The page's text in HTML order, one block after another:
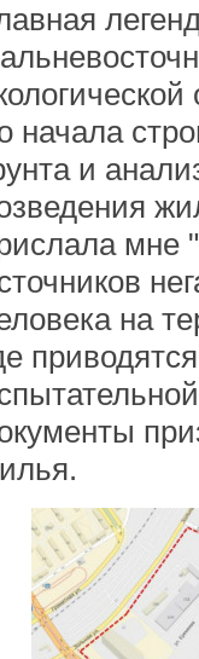
начала
и
мне
на